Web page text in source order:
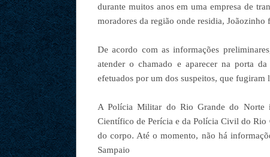
durante muitos anos em uma empresa de
moradores da região onde residia,
De acordo com as informações
atender o chamado e aparecer na porta
efetuados por um dos suspeitos, que fugiram
A Polícia Militar do Rio Grande do Norte
Científico de Perícia e da Polícia Civil do Rio
do corpo. Até o momento, não há
Sampaio